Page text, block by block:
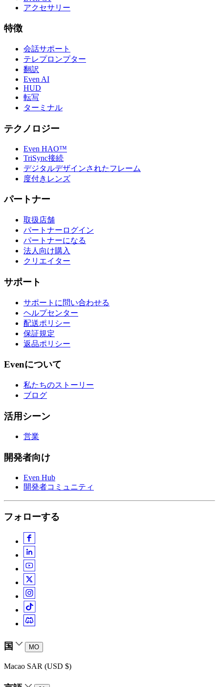
アクセサリー
特徴
会話サポート
テレプロンプター
翻訳
Even AI
HUD
転写
ターミナル
テクノロジー
Even HAO™
TriSync接続
デジタルデザインされたフレーム
度付きレンズ
パートナー
取扱店舗
パートナーログイン
パートナーになる
法人向け購入
クリエイター
サポート
サポートに問い合わせる
ヘルプセンター
配送ポリシー
保証規定
返品ポリシー
Evenについて
私たちのストーリー
ブログ
活用シーン
営業
開発者向け
Even Hub
開発者コミュニティ
フォローする
国 MO
Macao SAR (USD $)